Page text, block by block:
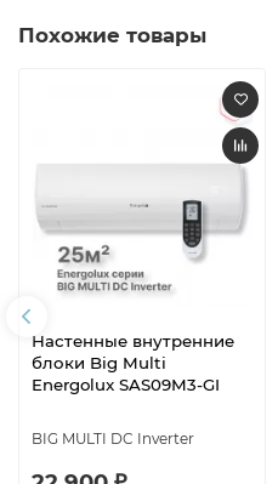
Похожие товары
Настенные внутренние
блоки Big Multi
Energolux SAS09M3-GI
BIG MULTI DC Inverter